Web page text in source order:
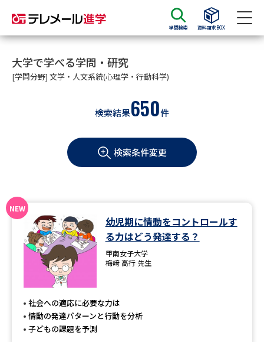
学問検索 資料請求BOX
資料請求
大学・短大の資料種類から請求
学部・学科パンフ
総合型選抜・学校推薦型選抜 募
大学入学共通テスト利用選抜の
過去問題集
大学・短大以外の資料から請求
専門学校の資料請求 大学院の資料請求
留学・進学関連、塾・予備校
大学入学共通テスト「受験上の
配慮案内」の請求
大学で学べる学問・研究
[学問分野] 文学・人文系統(心理学・行動科学)
検索結果650件
検索条件変更
幼児期に情動をコントロールす
る力はどう発達する？
甲南女子大学
梅﨑 高行 先生
社会への適応に必要な力は
情動の発達パターンと行動を分析
子どもの課題を予測